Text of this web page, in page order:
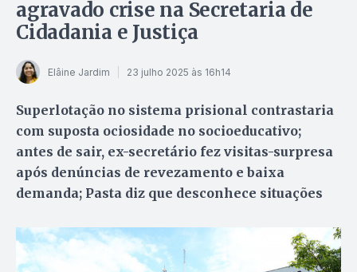
agravado crise na Secretaria de
Cidadania e Justiça
Elâine Jardim 23 julho 2025 às 16h14
Superlotação no sistema prisional contrastaria
com suposta ociosidade no socioeducativo;
antes de sair, ex-secretário fez visitas-surpresa
após denúncias de revezamento e baixa
demanda; Pasta diz que desconhece situações